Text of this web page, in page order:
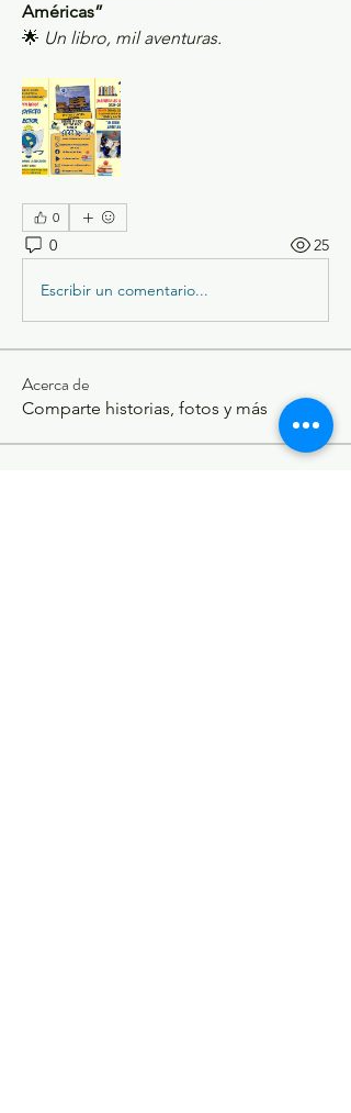
Américas”
🌟 Un libro, mil aventuras.
0
0 25
Escribir un comentario...
Acerca de
Comparte historias, fotos y más